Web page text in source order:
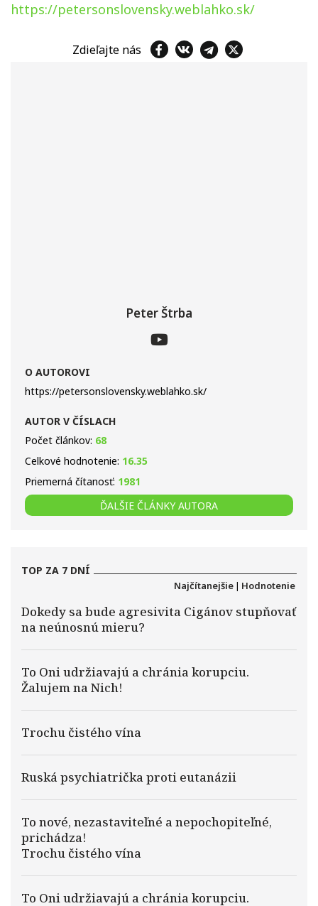
https://petersonslovensky.weblahko.sk/
Zdieľajte nás
Peter Štrba
O AUTOROVI
https://petersonslovensky.weblahko.sk/
AUTOR V ČÍSLACH
Počet článkov: 68
Celkové hodnotenie: 16.35
Priemerná čítanosť: 1981
ĎALŠIE ČLÁNKY AUTORA
TOP ZA 7 DNÍ
Najčítanejšie | Hodnotenie
Dokedy sa bude agresivita Cigánov stupňovať
na neúnosnú mieru?
To Oni udržiavajú a chránia korupciu.
Žalujem na Nich!
Trochu čistého vína
Ruská psychiatrička proti eutanázii
To nové, nezastaviteľné a nepochopiteľné,
prichádza!
Trochu čistého vína
To Oni udržiavajú a chránia korupciu.